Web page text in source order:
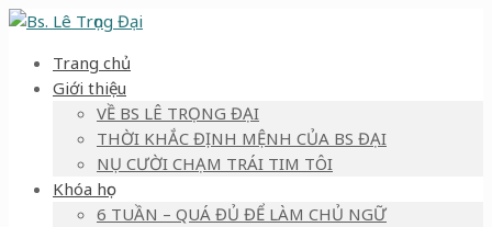
Trang chủ
Giới thiệu
VỀ BS LÊ TRỌNG ĐẠI
THỜI KHẮC ĐỊNH MỆNH CỦA BS ĐẠI
NỤ CƯỜI CHẠM TRÁI TIM TÔI
Khóa học
6 TUẦN – QUÁ ĐỦ ĐỂ LÀM CHỦ NGỮ